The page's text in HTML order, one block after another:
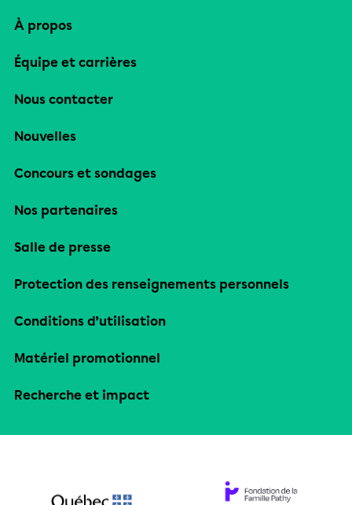
À propos
Équipe et carrières
Nous contacter
Nouvelles
Concours et sondages
Nos partenaires
Salle de presse
Protection des renseignements personnels
Conditions d’utilisation
Matériel promotionnel
Recherche et impact